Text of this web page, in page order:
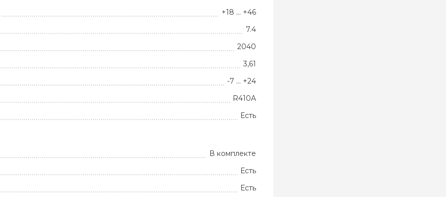
+18 … +46
7.4
2040
3,61
-7 … +24
R410A
Есть
В комплекте
Есть
Есть